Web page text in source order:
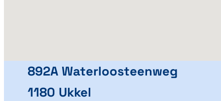
892A Waterloosteenweg
1180 Ukkel